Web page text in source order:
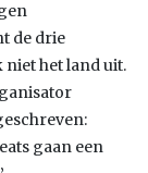
de drie
het land uit.
gaan een